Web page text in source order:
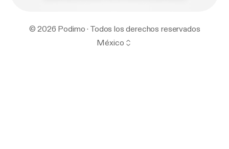
© 2026 Podimo · Todos los derechos reservados
México